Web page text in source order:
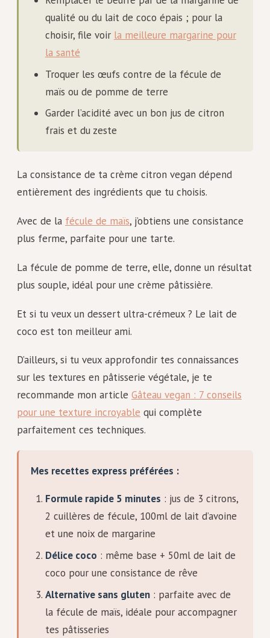
qualité ou du lait de coco épais ; pour la
choisir, file voir la meilleure margarine pour
la santé
Troquer les œufs contre de la fécule de
maïs ou de pomme de terre
Garder l’acidité avec un bon jus de citron
frais et du zeste
La consistance de ta crème citron vegan dépend
entièrement des ingrédients que tu choisis.
Avec de la fécule de maïs, j’obtiens une consistance
plus ferme, parfaite pour une tarte.
La fécule de pomme de terre, elle, donne un résultat
plus souple, idéal pour une crème pâtissière.
Et si tu veux un dessert ultra-crémeux ? Le lait de
coco est ton meilleur ami.
D’ailleurs, si tu veux approfondir tes connaissances
sur les textures en pâtisserie végétale, je te
recommande mon article Gâteau vegan : 7 conseils
pour une texture incroyable qui complète
parfaitement ces techniques.
Mes recettes express préférées :
Formule rapide 5 minutes : jus de 3 citrons,
2 cuillères de fécule, 100ml de lait d’avoine
et une noix de margarine
Délice coco : même base + 50ml de lait de
coco pour une consistance de rêve
Alternative sans gluten: parfaite avec de
la fécule de maïs, idéale pour accompagner
tes pâtisseries